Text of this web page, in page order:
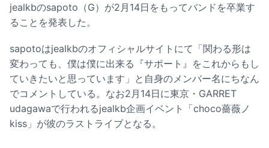
jealkbのsapoto（G）が2月14日をもってバンドを卒業す
ることを発表した。
sapotoはjealkbのオフィシャルサイトにて「関わる形は
変わっても、僕は僕に出来る『サポート』をこれからもし
ていきたいと思っています」と自身のメンバー名にちなん
でコメントしている。なお2月14日に東京・GARRET
udagawaで行われるjealkb企画イベント「choco薔薇ノ
kiss」が彼のラストライブとなる。